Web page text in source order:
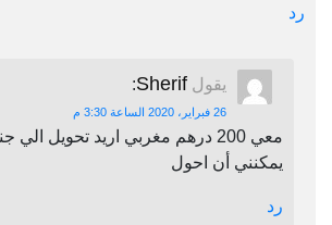
رد
يقول Sherif
:
26 فبراير، 2020 الساعة 3:30 م
معي 200 درهم مغربي اريد تحويل
يمكنني أن احول
رد